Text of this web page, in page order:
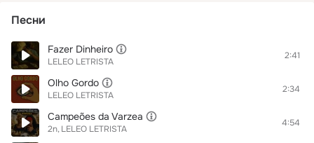
Песни
Fazer Dinheiro
LELEO LETRISTA
2:41
Olho Gordo
LELEO LETRISTA
2:34
Campeões da Varzea
2n LELEO LETRISTA
4:54